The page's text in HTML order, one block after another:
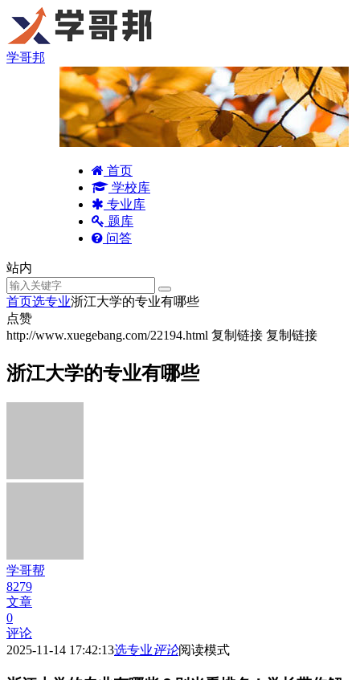
学哥邦
首页
学校库
专业库
题库
问答
站内
首页选专业浙江大学的专业有哪些
点赞
http://www.xuegebang.com/22194.html 复制链接 复制链接
浙江大学的专业有哪些
学哥帮
8279
文章
0
评论
2025-11-14 17:42:13选专业评论阅读模式